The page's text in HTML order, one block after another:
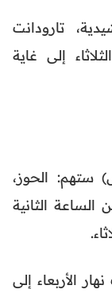
تارودانت
إلى غاية
(75 إلى 85 كلم/س) ستهم: الحوز،
الساعة الثانية
الأربعاء إلى